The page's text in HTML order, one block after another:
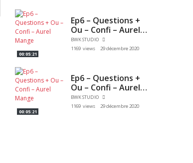
suivant:
00:05:21
Ep6 – Questions +
Ou – Confi – Aurel
Mange
BWK STUDIO
1169 views
29 décembre 2020
00:05:21
Ep6 – Questions +
Ou – Confi – Aurel
Mange
BWK STUDIO
1169 views
29 décembre 2020